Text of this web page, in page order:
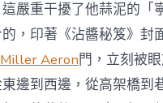
嚴重干擾了他蒜泥的「
，印著《沾醬秘笈》封
Aeron門，立刻被
邊到西邊，從高架橋到